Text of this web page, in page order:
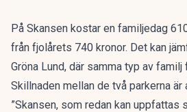
På Skansen kostar en familjedag
från fjolårets 740 kronor. Det kan
Gröna Lund, där samma typ av familj
Skillnaden mellan de två parkerna är
”Skansen, som redan kan uppfattas